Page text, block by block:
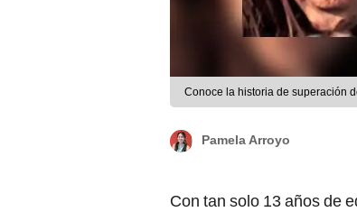
Conoce la historia de superación
Pamela Arroyo
Con tan solo 13 años de